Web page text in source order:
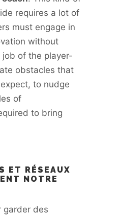
requires a lot of
must engage in
without
of the player-
obstacles that
to nudge
of
to bring
ET RÉSEAUX
NOTRE
garder des